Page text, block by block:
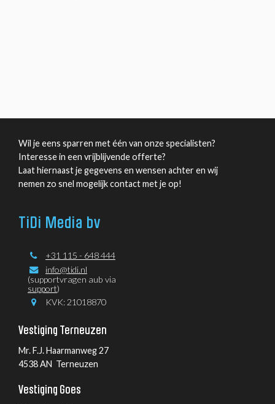
Wil je eens sparren met één van onze specialisten?
Interesse in een vrijblijvende offerte?
Laat hiernaast je gegevens en wensen achter en wij
nemen zo snel mogelijk contact met je op!
TiDi Media bv
+31 115 - 648 444
info@tidi.nl
(supportvragen aub via
support)
KVK: 21018870
Vestiging Terneuzen
Mr. F.J. Haarmanweg 27
4538 AN Terneuzen
Vestiging Goes